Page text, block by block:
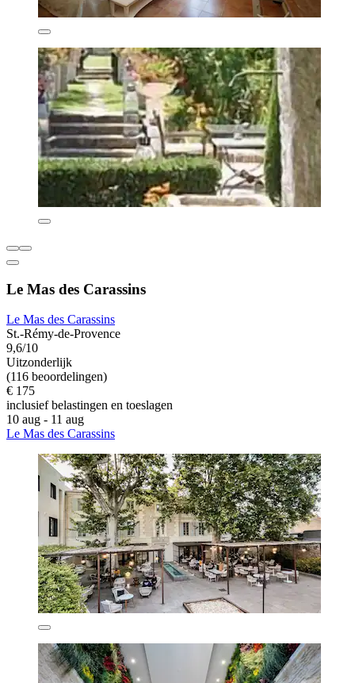
Le Mas des Carassins
Le Mas des Carassins
St.-Rémy-de-Provence
9,6/10
Uitzonderlijk
(116 beoordelingen)
€ 175
inclusief belastingen en toeslagen
10 aug - 11 aug
Le Mas des Carassins